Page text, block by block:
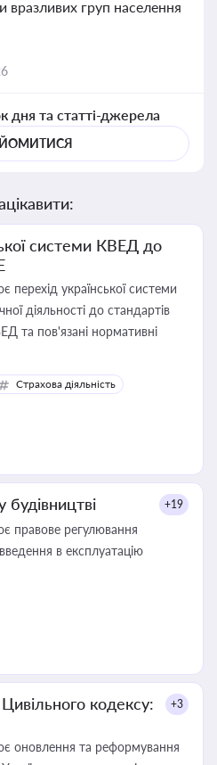
вразливих груп населення
дня та статті-джерела
системи КВЕД до
перехід української системи
діяльності до стандартів
та пов'язані нормативні
Страхова діяльність
будівництві +19
правове регулювання
в експлуатацію
кодексу:
+3
оновлення та реформування